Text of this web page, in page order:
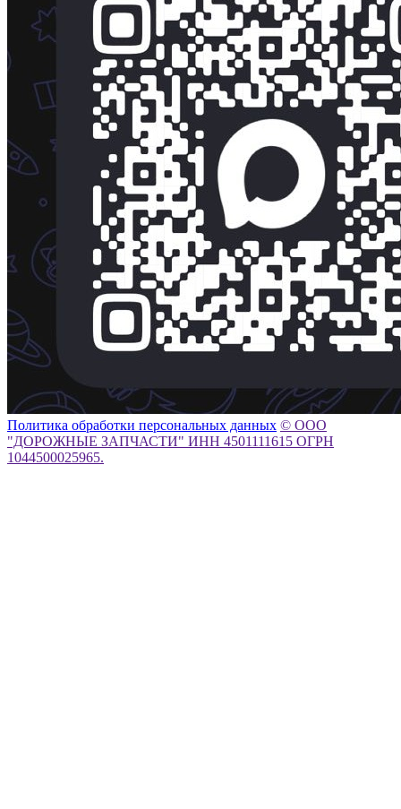
Политика обработки персональных данных © ООО
"ДОРОЖНЫЕ ЗАПЧАСТИ" ИНН 4501111615 ОГРН
1044500025965.